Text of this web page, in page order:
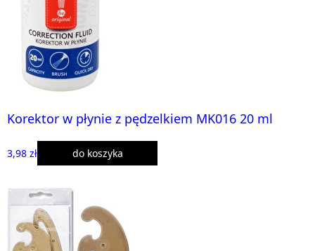
Korektor w płynie z pędzelkiem MK016 20 ml
3,98 zł do koszyka